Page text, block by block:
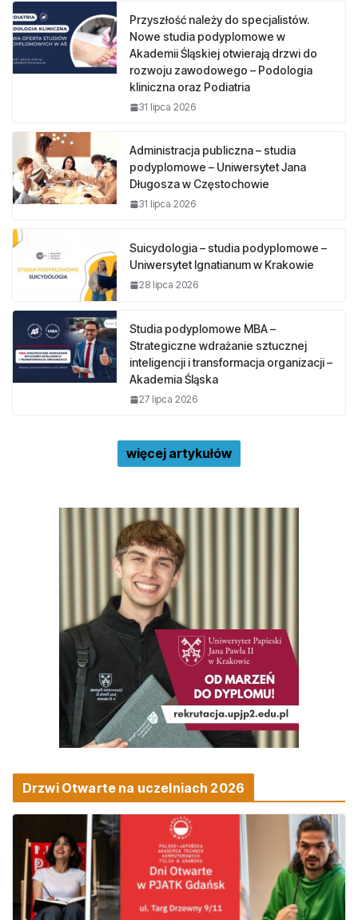
Przyszłość należy do specjalistów.
Nowe studia podyplomowe w
Akademii Śląskiej otwierają drzwi do
rozwoju zawodowego – Podologia
kliniczna oraz Podiatria
31 lipca 2026
Administracja publiczna – studia
podyplomowe – Uniwersytet Jana
Długosza w Częstochowie
31 lipca 2026
Suicydologia – studia podyplomowe –
Uniwersytet Ignatianum w Krakowie
28 lipca 2026
Studia podyplomowe MBA –
Strategiczne wdrażanie sztucznej
inteligencji i transformacja organizacji –
Akademia Śląska
27 lipca 2026
więcej artykułów
Drzwi Otwarte na uczelniach 2026